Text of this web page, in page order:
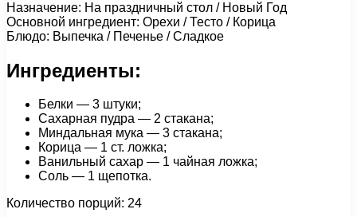
Назначение: На праздничный стол / Новый Год
Основной ингредиент: Орехи / Тесто / Корица
Блюдо: Выпечка / Печенье / Сладкое
Ингредиенты:
Белки — 3 штуки;
Сахарная пудра — 2 стакана;
Миндальная мука — 3 стакана;
Корица — 1 ст. ложка;
Ванильный сахар — 1 чайная ложка;
Соль — 1 щепотка.
Количество порций: 24